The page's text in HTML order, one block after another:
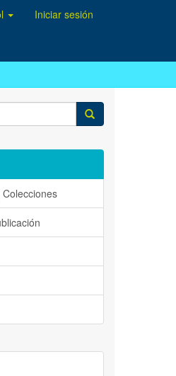
Iniciar sesión